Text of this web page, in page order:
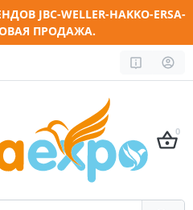
JBC-WELLER-HAKKO-ERSA-
ПРОДАЖА.
0